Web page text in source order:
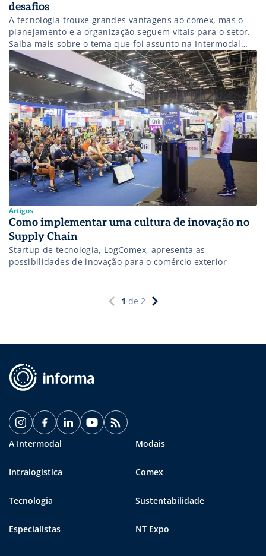
desafios
A tecnologia trouxe grandes vantagens ao comex, mas o
planejamento e a organização seguem vitais para o setor.
Saiba mais sobre o tema que foi assunto na Intermodal
2023!
Artigos
Como implementar uma cultura de inovação no
Supply Chain
Startup de tecnologia, LogComex, apresenta as
possibilidades de inovação para o comércio exterior
1 de 2
A Intermodal Modais
Intralogística Comex
Tecnologia Sustentabilidade
Especialistas NT Expo